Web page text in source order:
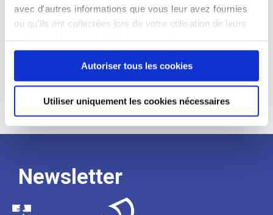
avec d'autres informations que vous leur avez fournies
ou qu'ils ont collectées lors de votre utilisation de leurs
continuez à utiliser notre site Web.
Autoriser tous les cookies
Utiliser uniquement les cookies nécessaires
Processus
de
recrutement
Newsletter